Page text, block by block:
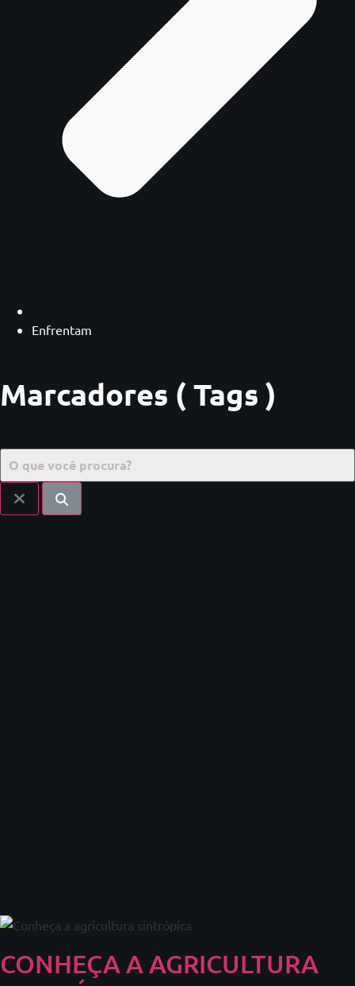
Enfrentam
Marcadores ( Tags )
CONHEÇA A AGRICULTURA